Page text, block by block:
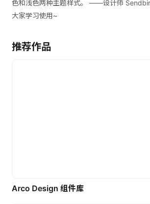
色和浅色两种主题样式。 ——设计师
大家学习使用~
推荐作品
Arco Design 组件库